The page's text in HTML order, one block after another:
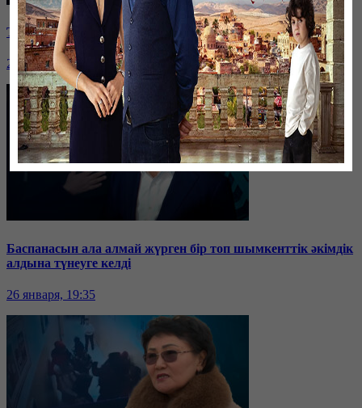
Таразда ТЭЦ қызметкерлері жалақы көтеруді талап етті
26 января, 19:36
Баспанасын ала алмай жүрген бір топ шымкенттік әкімдік
алдына түнеуге келді
26 января, 19:35